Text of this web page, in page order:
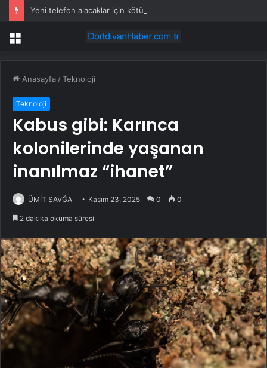
Menü
Anasayfa /Teknoloji
Teknoloji
Kabus gibi: Karınca
kolonilerinde yaşanan
inanılmaz “ihanet”
ÜMİT SAVĞA Kasım 23, 2025 0 0
2 dakika okuma süresi